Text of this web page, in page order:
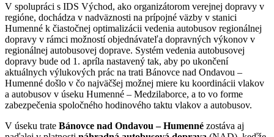
V spolupráci s IDS Východ, ako organizátorom verejnej dopravy v
regióne, dochádza v nadväznosti na prípojné väzby v stanici
Humenné k čiastočnej optimalizácii vedenia autobusov regionálnej
dopravy v rámci možností objednávateľa dopravných výkonov v
regionálnej autobusovej doprave. Systém vedenia autobusovej
dopravy bude od 1. apríla nastavený tak, aby po ukončení
aktuálnych výlukových prác na trati Bánovce nad Ondavou –
Humenné došlo v čo najväčšej možnej miere ku koordinácii vlakov
a autobusov v úseku Humenné – Medzilaborce, a to vo forme
zabezpečenia spoločného hodinového taktu vlakov a autobusov.
V úseku trate Bánovce nad Ondavou – Humenné zostáva aj